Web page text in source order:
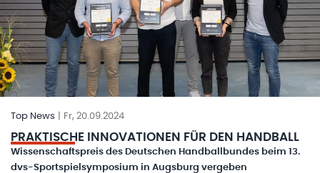
Top News Fr, 20.09.2024
PRAKTISCHE INNOVATIONEN FÜR DEN HANDBALL
Wissenschaftspreis des Deutschen Handballbundes beim 13.
dvs-Sportspielsymposium in Augsburg vergeben